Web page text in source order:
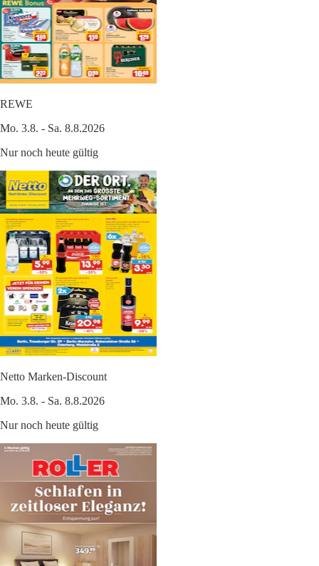
REWE
Mo. 3.8. - Sa. 8.8.2026
Nur noch heute gültig
Netto Marken-Discount
Mo. 3.8. - Sa. 8.8.2026
Nur noch heute gültig